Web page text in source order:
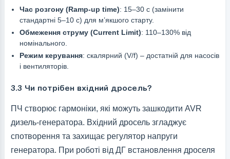
Час розгону (Ramp-up time): 15–30 с (замінити
стандартні 5–10 с) для м’якшого старту.
Обмеження струму (Current Limit): 110–130% від
номінального.
Режим керування: скалярний (V/f) – достатній для насосів
і вентиляторів.
3.3 Чи потрібен вхідний дросель?
ПЧ створює гармоніки, які можуть зашкодити AVR
дизель-генератора. Вхідний дросель згладжує
спотворення та захищає регулятор напруги
генератора. При роботі від ДГ встановлення дроселя